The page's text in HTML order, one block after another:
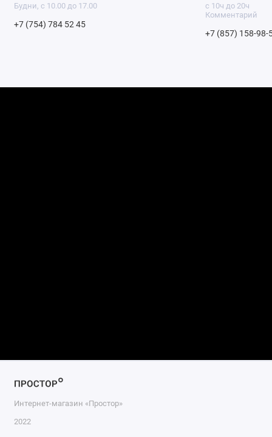
Будни, с 10.00 до 17.00
+7 (754) 784 52 45
с 10ч до 20ч
Комментарий
+7 (857) 158-98-
Интернет-магазин «Простор»
2022